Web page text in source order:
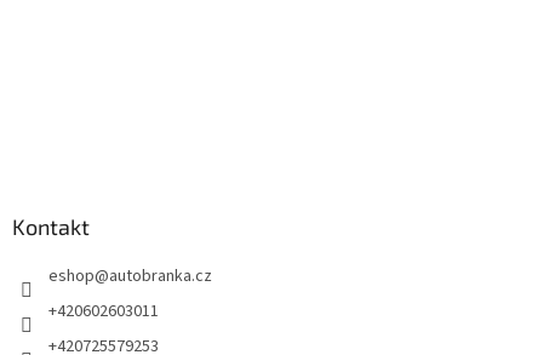
Kontakt
eshop@autobranka.cz
+420602603011
+420725579253